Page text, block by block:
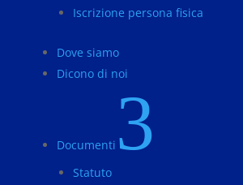
Iscrizione persona fisica
Dove siamo
Dicono di noi
Documenti 3
Statuto